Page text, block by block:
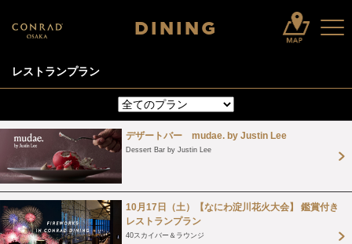
DINING
レストランプラン
デザートバー mudae. by Justin Lee
Dessert Bar by Justin Lee
10月17日（土）【なにわ淀川花火大会】 鑑賞付き
レストランプラン
40スカイバー＆ラウンジ